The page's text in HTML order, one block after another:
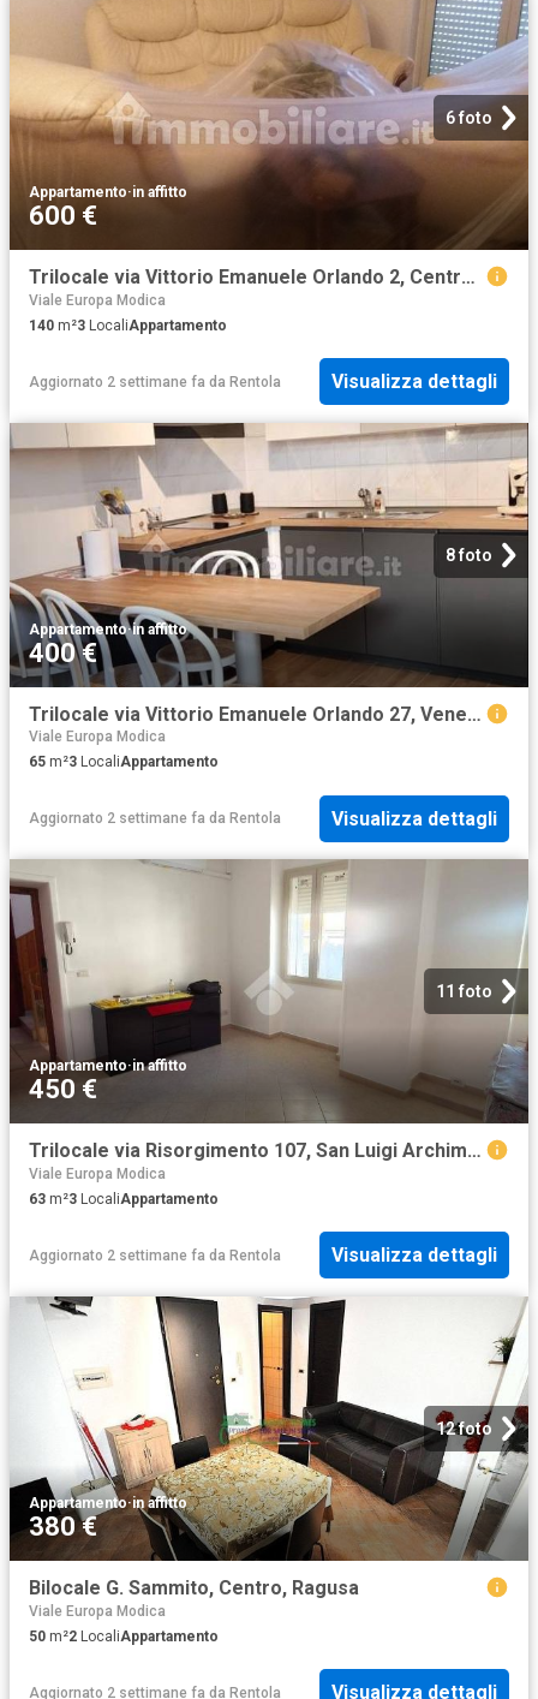
6 foto
Appartamento·in affitto
600 €
Trilocale via Vittorio Emanuele Orlando 2, Centro, Milazzo
Viale Europa Modica
140 m²3 LocaliAppartamento
Aggiornato 2 settimane fa da Rentola Visualizza dettagli
8 foto
Appartamento·in affitto
400 €
Trilocale via Vittorio Emanuele Orlando 27, Venetico Marina, Venetico
Viale Europa Modica
65 m²3 LocaliAppartamento
Aggiornato 2 settimane fa da Rentola Visualizza dettagli
11 foto
Appartamento·in affitto
450 €
Trilocale via Risorgimento 107, San Luigi Archimede, Ragusa
Viale Europa Modica
63 m²3 LocaliAppartamento
Aggiornato 2 settimane fa da Rentola Visualizza dettagli
12 foto
Appartamento·in affitto
380 €
Bilocale G. Sammito, Centro, Ragusa
Viale Europa Modica
50 m²2 LocaliAppartamento
Aggiornato 2 settimane fa da Rentola Visualizza dettagli